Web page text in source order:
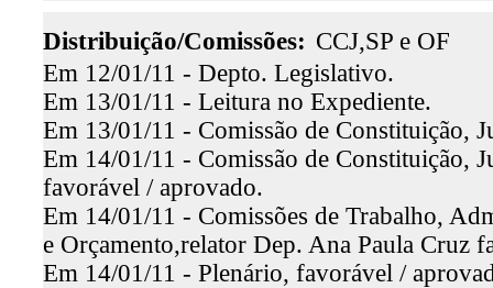
Distribuição/Comissões: CCJ,SP e OF
Em 12/01/11 - Depto. Legislativo.
Em 13/01/11 - Leitura no Expediente.
Em 13/01/11 - Comissão de Constituição,
Em 14/01/11 - Comissão de Constituição,
favorável / aprovado.
Em 14/01/11 - Comissões de Trabalho,
e Orçamento,relator Dep. Ana Paula Cruz
Em 14/01/11 - Plenário, favorável /